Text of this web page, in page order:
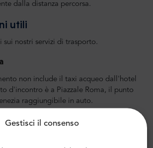
Gestisci il consenso
dalla distanza percorsa.
utili
sui nostri servizi di trasporto.
non include il taxi acqueo dall'hotel
d'incontro è a Piazzale Roma, il punto
raggiungibile in auto.